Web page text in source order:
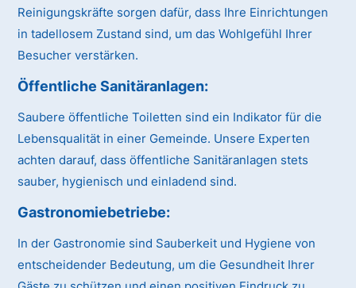
Reinigungskräfte sorgen dafür, dass Ihre Einrichtungen
in tadellosem Zustand sind, um das Wohlgefühl Ihrer
Besucher verstärken.
Öffentliche Sanitäranlagen:
Saubere öffentliche Toiletten sind ein Indikator für die
Lebensqualität in einer Gemeinde. Unsere Experten
achten darauf, dass öffentliche Sanitäranlagen stets
sauber, hygienisch und einladend sind.
Gastronomiebetriebe:
In der Gastronomie sind Sauberkeit und Hygiene von
entscheidender Bedeutung, um die Gesundheit Ihrer